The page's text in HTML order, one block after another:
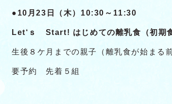
●10月23日（木）10:30～11:30
Let‘ｓ Start! はじめての離乳食（初期
生後８ケ月までの親子（離乳食が始まる
要予約 先着５組